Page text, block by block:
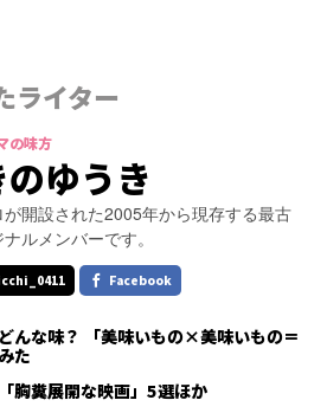
ライター
の味方
のゆうき
が開設された2005年から現存する最古
ルメンバーです。
Facebook
んな味？ 「美味いもの×美味いもの＝
た
胸糞展開な映画」5選ほか